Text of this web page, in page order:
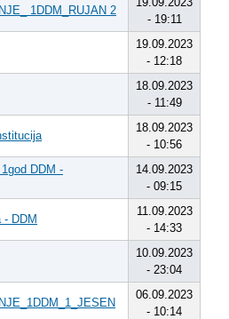
1DDM_RUJAN 2
- 19:11
19.09.2023
- 12:18
18.09.2023
- 11:49
18.09.2023
- 10:56
DDM -
14.09.2023
- 09:15
DDM
11.09.2023
- 14:33
10.09.2023
- 23:04
06.09.2023
- 10:14